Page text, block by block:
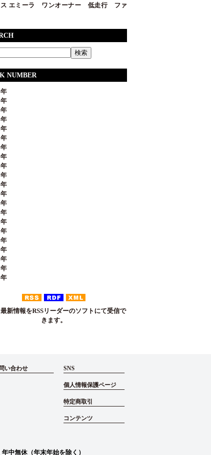
ス エミーラ ワンオーナー 低走行 ファ
NUMBER
新情報をRSSリーダーのソフトにて受信で
きます。
い合わせ SNS
個人情報保護ページ
特定商取引
コンテンツ
年中無休（年末年始を除く）